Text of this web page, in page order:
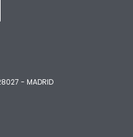
- MADRID